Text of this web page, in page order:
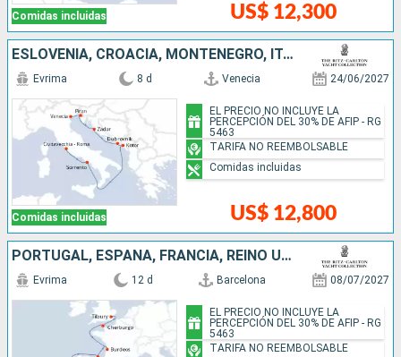
Comidas incluidas US$ 12,300
ESLOVENIA, CROACIA, MONTENEGRO, ITALIA
Comidas incluidas
Evrima 8 d Venecia 24/06/2027
US$ 12,800
EL PRECIO NO INCLUYE LA
PERCEPCIÓN DEL 30% DE AFIP - RG
5463
TARIFA NO REEMBOLSABLE
Comidas incluidas
PORTUGAL, ESPAÑA, FRANCIA, REINO UNIDO
Evrima 12 d Barcelona 08/07/2027
EL PRECIO NO INCLUYE LA
PERCEPCIÓN DEL 30% DE AFIP - RG
5463
TARIFA NO REEMBOLSABLE